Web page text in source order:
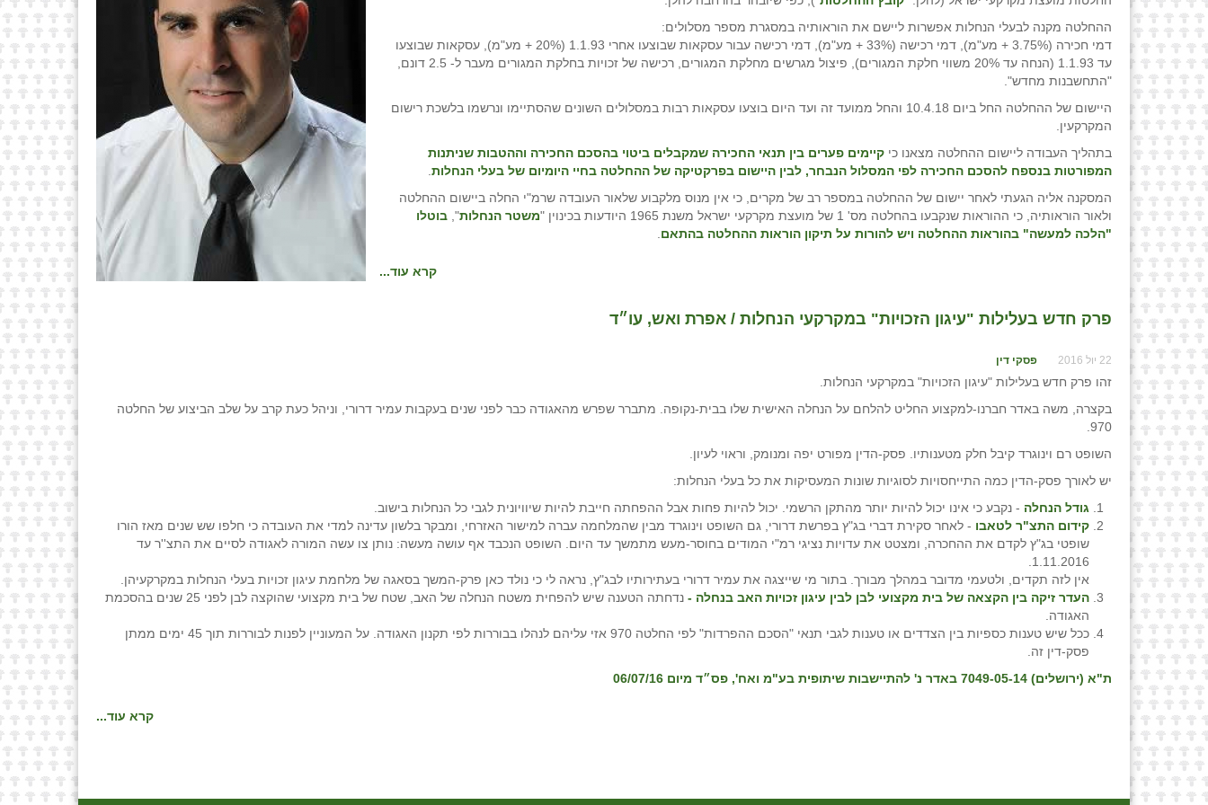
ההחלטה מקנה לבעלי הנחלות אפשרות ליישם את הוראותיה במסגרת מספר מסלולים:
דמי חכירה (3.75% + מע"מ), דמי רכישה (33% + מע"מ), דמי רכישה עבור עסקאות שבוצעו אחרי 1.1.93 (20% + מע"מ), עסקאות שבוצעו
עד 1.1.93 (הנחה עד 20% משווי חלקת המגורים), פיצול מגרשים מחלקת המגורים, רכישה של זכויות בחלקת המגורים מעבר ל- 2.5 דונם,
"התחשבנות מחדש".
היישום של ההחלטה החל ביום 10.4.18 והחל ממועד זה ועד היום בוצעו עסקאות רבות במסלולים השונים שהסתיימו ונרשמו בלשכת רישום
המקרקעין.
בתהליך העבודה ליישום ההחלטה מצאנו כי קיימים פערים בין תנאי החכירה שמקבלים ביטוי בהסכם החכירה וההטבות שניתנות
המפורטות בנספח להסכם החכירה לפי המסלול הנבחר, לבין היישום בפרקטיקה של ההחלטה בחיי היומיום של בעלי הנחלות
המסקנה אליה הגעתי לאחר יישום של ההחלטה במספר רב של מקרים, כי אין מנוס מלקבוע שלאור העובדה שרמ"י החלה ביישום ההחלטה
ולאור הוראותיה, כי ההוראות שנקבעו בהחלטה מס' 1 של מועצת מקרקעי ישראל משנת 1965 היודעות בכינוין "
משטר הנחלות", בוטלו
"הלכה למעשה" בהוראות ההחלטה ויש להורות על תיקון הוראות ההחלטה בהתאם
קרא עוד...
פרק חדש בעלילות "עיגון הזכויות" במקרקעי הנחלות / אפרת ואש, עו״ד
22 יול 2016 פסקי דין
זהו פרק חדש בעלילות "עיגון הזכויות" במקרקעי הנחלות.
בקצרה, משה באדר חברנו-למקצוע החליט להלחם על הנחלה האישית שלו בבית-נקופה. מתברר שפרש מהאגודה כבר לפני שנים בעקבות עמיר דרורי, וניהל כעת קרב על שלב הביצוע של החלטה
970.
השופט רם וינוגרד קיבל חלק מטענותיו. פסק-הדין מפורט יפה ומנומק, וראוי לעיון.
יש לאורך פסק-הדין כמה התייחסויות לסוגיות שונות המעסיקות את כל בעלי הנחלות:
גודל הנחלה - נקבע כי אינו יכול להיות יותר מהתקן הרשמי. יכול להיות פחות אבל ההפחתה חייבת להיות שיוויונית לגבי כל הנחלות בישוב.
קידום התצ"ר לטאבו - לאחר סקירת דברי בג"ץ בפרשת דרורי, גם השופט וינוגרד מבין שהמלחמה עברה למישור האזרחי, ומבקר בלשון עדינה למדי את העובדה כי חלפו שש שנים מאז הורו
שופטי בג"ץ לקדם את ההחכרה, ומצטט את עדויות נציגי רמ"י המודים בחוסר-מעש מתמשך עד היום. השופט הנכבד אף עושה מעשה: נותן צו עשה המורה לאגודה לסיים את התצ''ר עד
1.11.2016.
אין לזה תקדים, ולטעמי מדובר במהלך מבורך. בתור מי שייצגה את עמיר דרורי בעתירותיו לבג"ץ, נראה לי כי נולד כאן פרק-המשך בסאגה של מלחמת עיגון זכויות בעלי הנחלות במקרקעיהן.
העדר זיקה בין הקצאה של בית מקצועי לבן לבין עיגון זכויות האב בנחלה -
נדחתה הטענה שיש להפחית משטח הנחלה של האב, שטח של בית מקצועי שהוקצה לבן לפני 25 שנים בהסכמת
האגודה.
ככל שיש טענות כספיות בין הצדדים או טענות לגבי תנאי "הסכם ההפרדות" לפי החלטה 970 אזי עליהם לנהלו בבוררות לפי תקנון האגודה. על המעוניין לפנות לבוררות תוך 45 ימים ממתן
פסק-דין זה.
ת"א (ירושלים) 7049-05-14 באדר נ' להתיישבות שיתופית בע"מ ואח', פס״ד מיום 06/07/16
קרא עוד...